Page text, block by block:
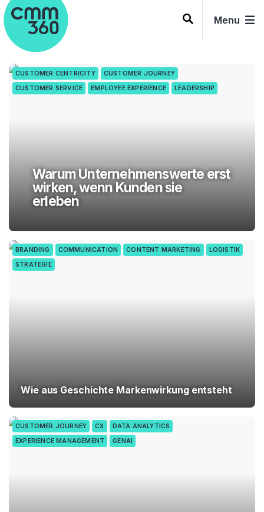
Skip
to
content
Menu
CUSTOMER CENTRICITY
CUSTOMER JOURNEY
CUSTOMER SERVICE
EMPLOYEE EXPERIENCE LEADERSHIP
Warum Unternehmenswerte erst
wirken, wenn Kunden sie
erleben
BRANDING COMMUNICATION CONTENT MARKETING
LOGISTIK
STRATEGIE
Wie aus Geschichte Markenwirkung entsteht
CUSTOMER JOURNEY CX
DATA ANALYTICS
EXPERIENCE MANAGEMENT
GENAI